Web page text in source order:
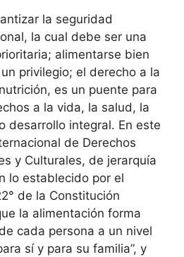
la seguridad
la cual debe ser una
alimentarse bien
privilegio; el derecho a la
es un puente para
a la vida, la salud, la
desarrollo integral. En este
de Derechos
y Culturales, de jerarquía
lo establecido por el
de la Constitución
la alimentación forma
cada persona a un nivel
sí y para su familia”, y